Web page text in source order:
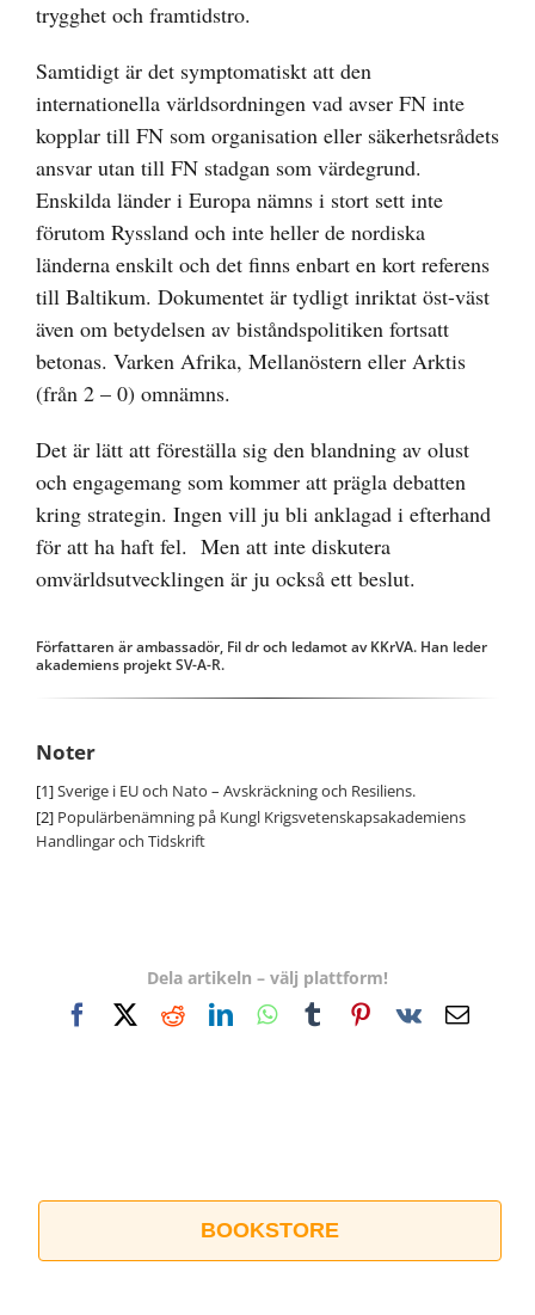
trygghet och framtidstro.
Samtidigt är det symptomatiskt att den
internationella världsordningen vad avser FN inte
kopplar till FN som organisation eller säkerhetsrådets
ansvar utan till FN stadgan som värdegrund.
Enskilda länder i Europa nämns i stort sett inte
förutom Ryssland och inte heller de nordiska
länderna enskilt och det finns enbart en kort referens
till Baltikum. Dokumentet är tydligt inriktat öst-väst
även om betydelsen av biståndspolitiken fortsatt
betonas. Varken Afrika, Mellanöstern eller Arktis
(från 2 – 0) omnämns.
Det är lätt att föreställa sig den blandning av olust
och engagemang som kommer att prägla debatten
kring strategin. Ingen vill ju bli anklagad i efterhand
för att ha haft fel. Men att inte diskutera
omvärldsutvecklingen är ju också ett beslut.
Författaren är ambassadör, Fil dr och ledamot av KKrVA. Han leder
akademiens projekt SV-A-R.
Noter
[1]Sverige i EU och Nato – Avskräckning och Resiliens.
[2] Populärbenämning på Kungl Krigsvetenskapsakademiens
Handlingar och Tidskrift
Dela artikeln – välj plattform!
FacebookRedditLinkedInWhatsApp
TumblrPinterest
Vk
E-
BOOKSTORE